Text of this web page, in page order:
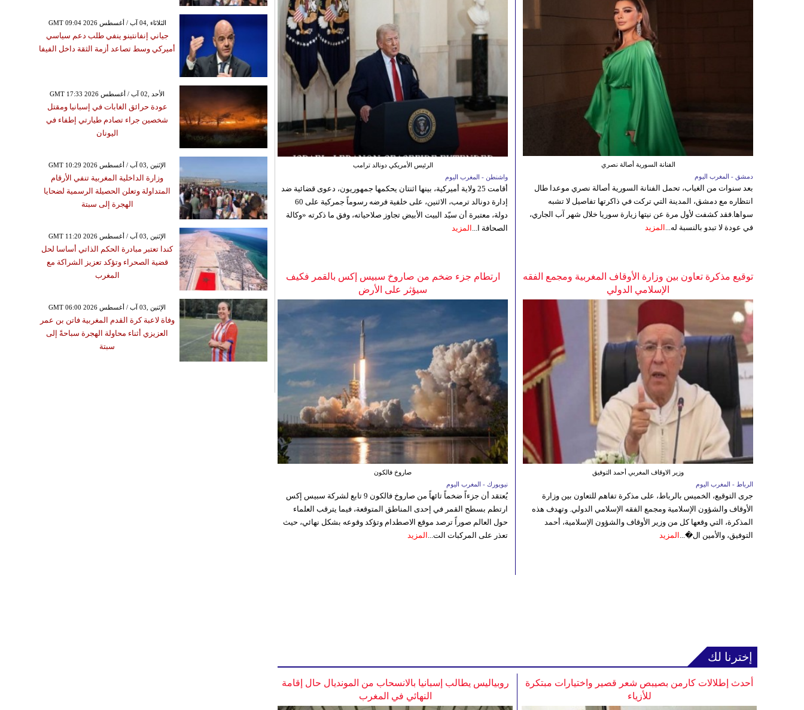
الرئيس الأمريكي دونالد ترامب
واشنطن - المغرب اليوم
أقامت 25 ولاية أميركية، بينها اثنتان يحكمها جمهوريون، دعوى قضائية ضد
إدارة دونالد ترمب، الاثنين، على خلفية فرضه رسوماً جمركية على 60
دولة، معتبرة أن سيّد البيت الأبيض تجاوز صلاحياته، وفق ما ذكرته «وكالة
الصحافة ا... المزيد
الفنانة السورية أصالة نصري
دمشق - المغرب اليوم
بعد سنوات من الغياب، تحمل الفنانة السورية أصالة نصري موعدا طال
انتظاره مع دمشق، المدينة التي تركت في ذاكرتها تفاصيل لا تشبه
سواها.فقد كشفت لأول مرة عن نيتها زيارة سوريا خلال شهر آب الجاري،
في عودة لا تبدو بالنسبة له... المزيد
ارتطام جزء ضخم من صاروخ سبيس إكس بالقمر فكيف
سيؤثر على الأرض
صاروخ فالكون
نيويورك - المغرب اليوم
يُعتقد أن جزءاً ضخماً تائهاً من صاروخ فالكون 9 تابع لشركة سبيس إكس
ارتطم بسطح القمر في إحدى المناطق المتوقعة، فيما يترقب العلماء
حول العالم صوراً ترصد موقع الاصطدام وتؤكد وقوعه بشكل نهائي، حيث
تعذر على المركبات الت... المزيد
توقيع مذكرة تعاون بين وزارة الأوقاف المغربية ومجمع الفقه
الإسلامي الدولي
وزير الاوقاف المغربي أحمد التوفيق
الرباط - المغرب اليوم
جرى التوقيع، الخميس بالرباط، على مذكرة تفاهم للتعاون بين وزارة
الأوقاف والشؤون الإسلامية ومجمع الفقه الإسلامي الدولي. وتهدف هذه
المذكرة، التي وقعها كل من وزير الأوقاف والشؤون الإسلامية، أحمد
التوفيق، والأمين ال�... المزيد
إخترنا لك
روبياليس يطالب إسبانيا بالانسحاب من المونديال حال إقامة
النهائي في المغرب
أحدث إطلالات كارمن بصيبص شعر قصير واختيارات مبتكرة
للأزياء
GMT 09:04 2026 الثلاثاء ,04 آب / أغسطس
جياني إنفانتينو ينفي طلب دعم سياسي
أميركي وسط تصاعد أزمة الثقة داخل الفيفا
GMT 17:33 2026 الأحد ,02 آب / أغسطس
عودة حرائق الغابات في إسبانيا ومقتل
شخصين جراء تصادم طيارتي إطفاء في
اليونان
GMT 10:29 2026 الإثنين ,03 آب / أغسطس
وزارة الداخلية المغربية تنفي الأرقام
المتداولة وتعلن الحصيلة الرسمية لضحايا
الهجرة إلى سبتة
GMT 11:20 2026 الإثنين ,03 آب / أغسطس
كندا تعتبر مبادرة الحكم الذاتي أساسا لحل
قضية الصحراء وتؤكد تعزيز الشراكة مع
المغرب
GMT 06:00 2026 الإثنين ,03 آب / أغسطس
وفاة لاعبة كرة القدم المغربية فاتن بن عمر
العزيزي أثناء محاولة الهجرة سباحةً إلى
سبتة